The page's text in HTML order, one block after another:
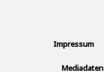
Impressum
Mediadaten